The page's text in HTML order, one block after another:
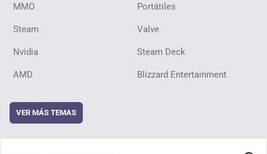
MMO Portátiles
Steam Valve
Nvidia Steam Deck
AMD Blizzard Entertainment
VER MÁS TEMAS